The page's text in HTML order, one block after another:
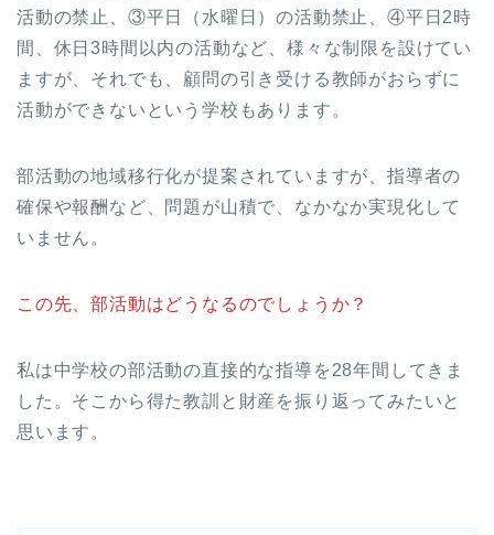
活動の禁止、③平日（水曜日）の活動禁止、④平日2時
間、休日3時間以内の活動など、様々な制限を設けてい
ますが、それでも、顧問の引き受ける教師がおらずに
活動ができないという学校もあります。
部活動の地域移行化が提案されていますが、指導者の
確保や報酬など、問題が山積で、なかなか実現化して
いません。
この先、部活動はどうなるのでしょうか？
私は中学校の部活動の直接的な指導を28年間してきま
した。そこから得た教訓と財産を振り返ってみたいと
思います。